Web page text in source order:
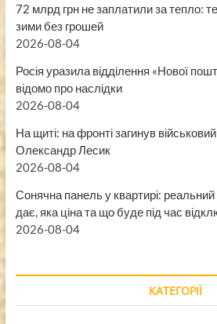
72 млрд грн не заплатили за тепло:
зими без грошей
2026-08-04
Росія уразила відділення «Нової
відомо про наслідки
2026-08-04
На щиті: на фронті загинув
Олександр Лесик
2026-08-04
Сонячна панель у квартирі: реальний
дає, яка ціна та що буде під час
2026-08-04
КАТЕГОРІЇ